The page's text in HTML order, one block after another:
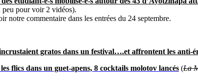
peu pour voir 2 vidéos).
notre commentaire dans les entrées du 24 septembre.
gratos dans un festival….et affrontent les anti-
flics dans un guet-apens, 8 cocktails molotov lancés (La